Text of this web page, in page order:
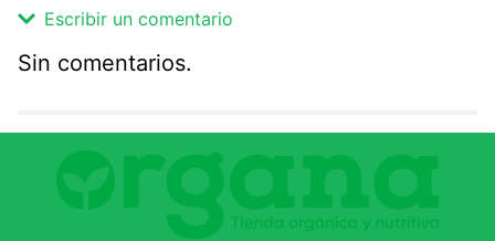
Escribir un comentario
Comentario
Sin comentarios.